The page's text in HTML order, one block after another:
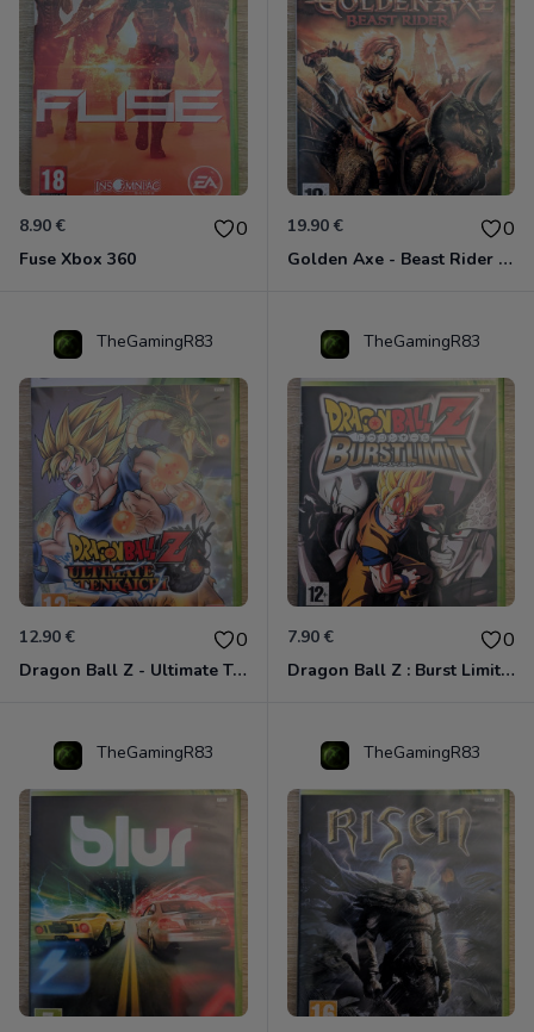
8.90 € 0
Fuse Xbox 360
19.90 € 0
Golden Axe - Beast Rider Xbox 360
TheGamingR83
12.90 € 0
Dragon Ball Z - Ultimate Tenkaichi Xbox 360
TheGamingR83
7.90 € 0
Dragon Ball Z : Burst Limit Xbox 360
TheGamingR83 TheGamingR83